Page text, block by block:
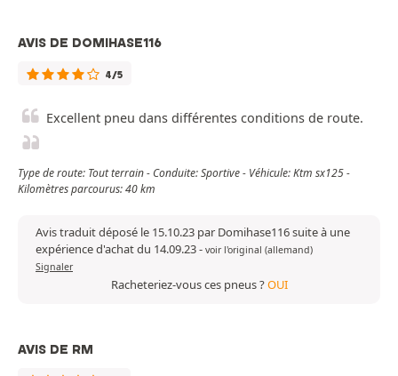
AVIS DE DOMIHASE116
4/5
Excellent pneu dans différentes conditions de route.
Type de route: Tout terrain - Conduite: Sportive - Véhicule: Ktm sx125 -
Kilomètres parcourus: 40 km
Avis traduit déposé le 15.10.23 par Domihase116 suite à une
expérience d'achat du 14.09.23- voir l'original (allemand)
Signaler
Racheteriez-vous ces pneus ?OUI
AVIS DE RM